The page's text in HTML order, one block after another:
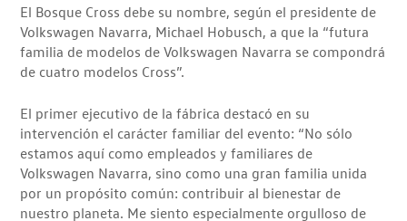
El Bosque Cross debe su nombre, según el presidente de
Volkswagen Navarra, Michael Hobusch, a que la “futura
familia de modelos de Volkswagen Navarra se compondrá
de cuatro modelos Cross”.
El primer ejecutivo de la fábrica destacó en su
intervención el carácter familiar del evento: “No sólo
estamos aquí como empleados y familiares de
Volkswagen Navarra, sino como una gran familia unida
por un propósito común: contribuir al bienestar de
nuestro planeta. Me siento especialmente orgulloso de